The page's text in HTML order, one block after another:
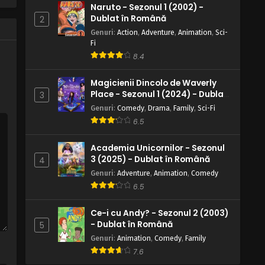
2
Naruto - Sezonul 1 (2002) -
Dublat în Română
Genuri: Action, Adventure, Animation, Sci-
Fi
8.4
3
Magicienii Dincolo de Waverly
Place - Sezonul 1 (2024) - Dublat
în Română
Genuri: Comedy, Drama, Family, Sci-Fi
6.5
4
Academia Unicornilor - Sezonul
3 (2025) - Dublat în Română
Genuri: Adventure, Animation, Comedy
6.5
5
Ce-i cu Andy? - Sezonul 2 (2003)
- Dublat în Română
Genuri: Animation, Comedy, Family
7.6